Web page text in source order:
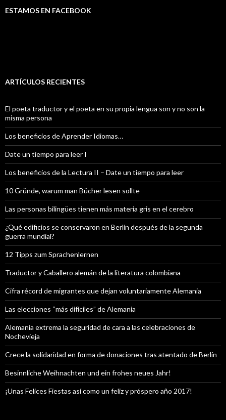
ESTAMOS EN FACEBOOK
ARTÍCULOS RECIENTES
El poeta traductor y el poeta en su propia lengua son y no son la
misma persona
Los beneficios de Aprender Idiomas…
Date un tiempo para leer I
Los beneficios de la Lectura II – Date un tiempo para leer
10 Gründe, warum man Bücher lesen sollte
Las personas bilingües tienen más materia gris en el cerebro
¿Qué edificios se conservaron en Berlín después de la segunda
guerra mundial?
12 Tipps zum Sprachenlernen
Traductor y Caballero alemán de la literatura colombiana
Cifra récord de migrantes que dejan voluntariamente Alemania
Las elecciones “más difíciles” de Alemania
Alemania extrema la seguridad de cara a las celebraciones de
Nochevieja
Crece la solidaridad en forma de donaciones tras atentado de Berlín
Besinnliche Weihnachten und ein frohes neues Jahr!
¡Unas Felices Fiestas así como un feliz y próspero año 2017!